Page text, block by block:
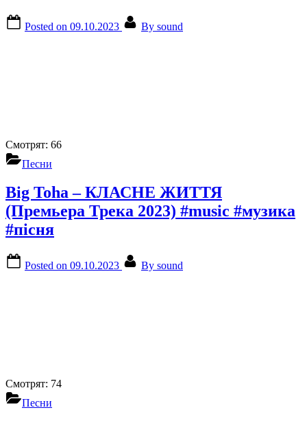
Posted on 09.10.2023 By sound
Смотрят: 66
Песни
Big Toha – КЛАСНЕ ЖИТТЯ
(Премьера Трека 2023) #music #музика
#пісня
Posted on 09.10.2023 By sound
Смотрят: 74
Песни